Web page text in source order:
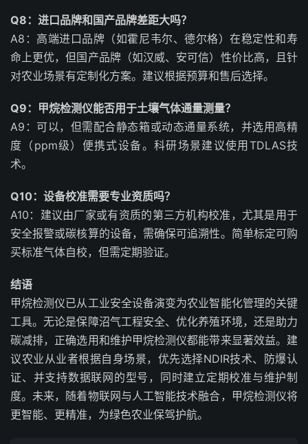
Q8：进口品牌和国产品牌差距大吗？
A8：高端进口品牌（如霍尼韦尔、德尔格）在稳定性和寿
命上更优，但国产品牌（如汉威、安可信）性价比高，且针
对农业场景有定制化方案。建议根据预算和售后选择。
Q9：甲烷检测仪能否用于土壤气体通量测量？
A9：可以，但需配合静态箱或动态通量系统，并选用高精
度（ppm级）便携式设备。科研场景建议使用TDLAS技
术。
Q10：设备校准需要专业资质吗？
A10：建议由厂家或有资质的第三方机构校准，尤其是用于
安全报警或碳核算的设备，需确保可追溯性。简单标定可购
买标准气体自校，但需定期验证。
结语
甲烷检测仪已从工业安全设备演变为农业智能化管理的关键
工具。无论是保障沼气工程安全、优化养殖环境，还是助力
碳减排，正确选用和维护甲烷检测仪都能带来显著效益。建
议农业从业者根据自身场景，优先选择NDIR技术、防爆认
证、并支持数据联网的型号，同时建立定期校准与维护制
度。未来，随着物联网与人工智能技术融合，甲烷检测仪将
更智能、更精准，为绿色农业保驾护航。